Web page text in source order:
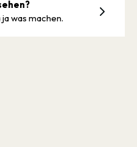
was machen.